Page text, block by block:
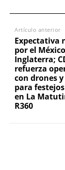
Artículo anterior
Expectativa
por el
Inglaterra;
refuerza
con drones y
para
en La
R360